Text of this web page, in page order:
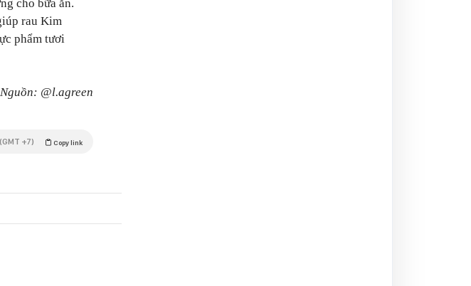
cho bữa ăn.
rau Kim
phẩm tươi
Nguồn: @l.agreen
Copy link
(GMT +7)